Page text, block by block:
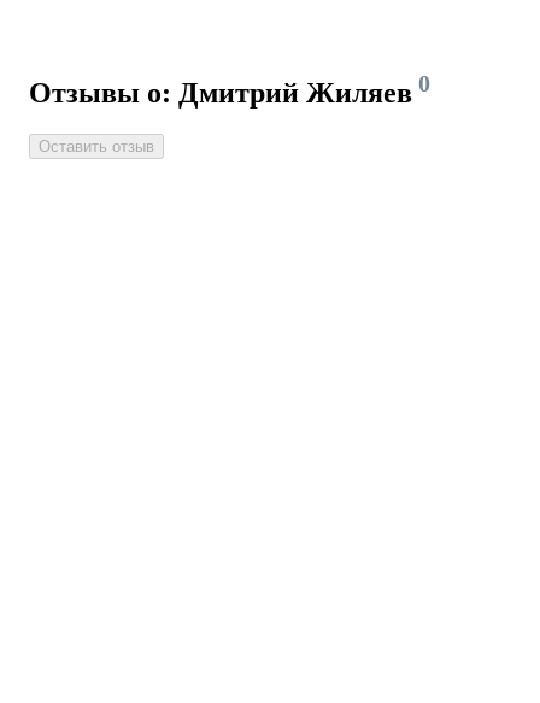
Отзывы о: Дмитрий Жиляев 0
Оставить отзыв